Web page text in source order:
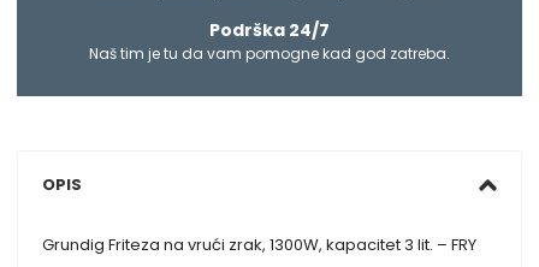
Podrška 24/7
Naš tim je tu da vam pomogne kad god zatreba.
OPIS
Grundig Friteza na vrući zrak, 1300W, kapacitet 3 lit. – FRY